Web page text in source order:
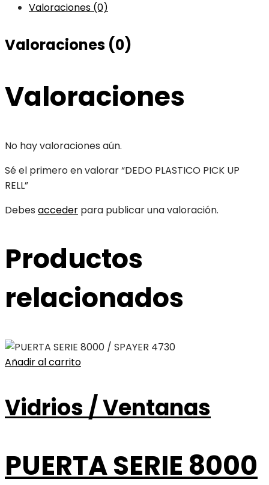
Valoraciones (0)
Valoraciones (0)
Valoraciones
No hay valoraciones aún.
Sé el primero en valorar “DEDO PLASTICO PICK UP
RELL”
Debes acceder para publicar una valoración.
Productos
relacionados
Añadir al carrito
Vidrios / Ventanas
PUERTA SERIE 8000